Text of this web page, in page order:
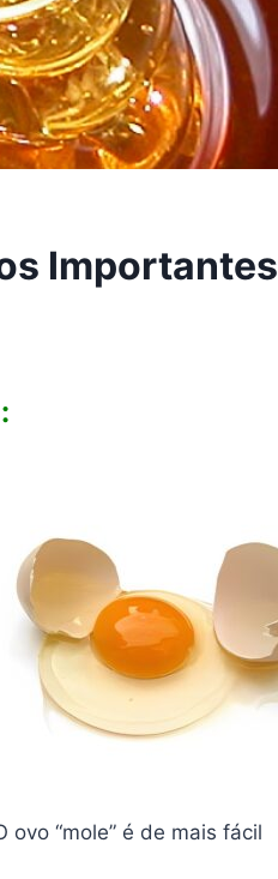
Importantes
“mole” é de mais fácil